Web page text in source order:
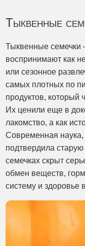
Тыквенные
Тыквенные семечки
воспринимают как
или сезонное
самых плотных по
продуктов, который
Их ценили еще в
лакомство, а как
Современная наука,
подтвердила
семечках скрыт
обмен веществ,
систему и здоровье